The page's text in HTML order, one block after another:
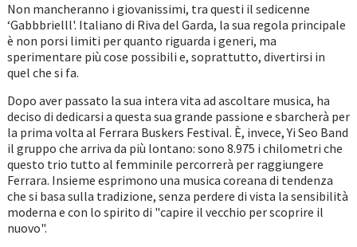
Non mancheranno i giovanissimi, tra questi il sedicenne
‘Gabbbrielll'. Italiano di Riva del Garda, la sua regola principale
è non porsi limiti per quanto riguarda i generi, ma
sperimentare più cose possibili e, soprattutto, divertirsi in
quel che si fa.
Dopo aver passato la sua intera vita ad ascoltare musica, ha
deciso di dedicarsi a questa sua grande passione e sbarcherà per
la prima volta al Ferrara Buskers Festival. È, invece, Yi Seo Band
il gruppo che arriva da più lontano: sono 8.975 i chilometri che
questo trio tutto al femminile percorrerà per raggiungere
Ferrara. Insieme esprimono una musica coreana di tendenza
che si basa sulla tradizione, senza perdere di vista la sensibilità
moderna e con lo spirito di "capire il vecchio per scoprire il
nuovo".